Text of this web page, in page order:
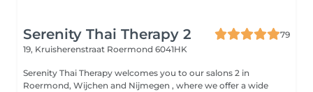
Serenity Thai Therapy 2
79
19, Kruisherenstraat Roermond 6041HK
Serenity Thai Therapy welcomes you to our salons 2 in
Roermond, Wijchen and Nijmegen , where we offer a wide